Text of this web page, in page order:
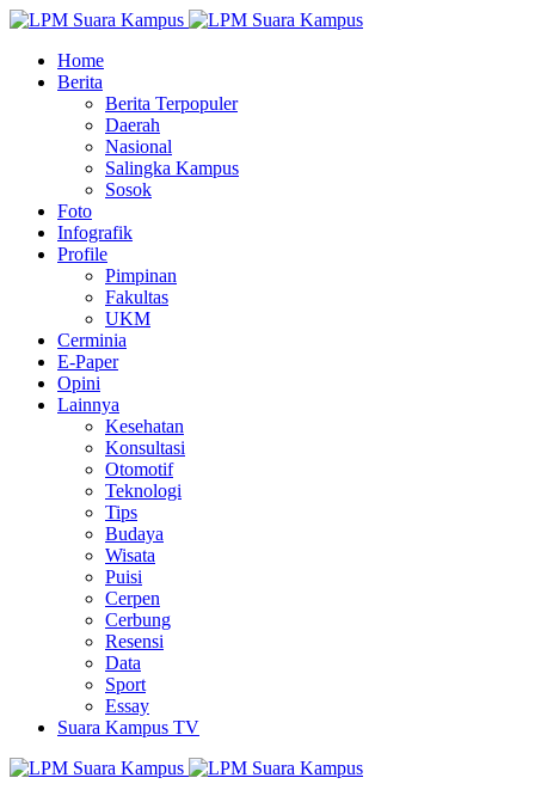
Home
Berita
Berita Terpopuler
Daerah
Nasional
Salingka Kampus
Sosok
Foto
Infografik
Profile
Pimpinan
Fakultas
UKM
Cerminia
E-Paper
Opini
Lainnya
Kesehatan
Konsultasi
Otomotif
Teknologi
Tips
Budaya
Wisata
Puisi
Cerpen
Cerbung
Resensi
Data
Sport
Essay
Suara Kampus TV